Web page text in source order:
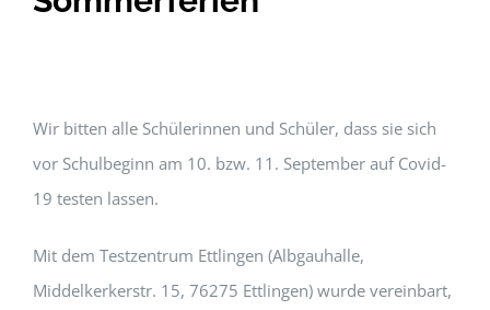
Wir bitten alle Schülerinnen und Schüler, dass sie sich
vor Schulbeginn am 10. bzw. 11. September auf Covid-
19 testen lassen.
Mit dem Testzentrum Ettlingen (Albgauhalle,
Middelkerkerstr. 15, 76275 Ettlingen) wurde vereinbart,